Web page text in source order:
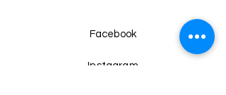
Facebook
Instagram